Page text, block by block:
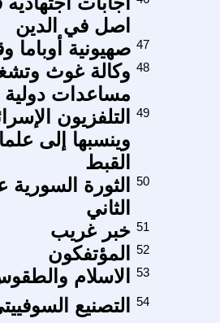
اصل في الدين
صهيونية أوباما 47
وكالة غوث
مساعدات دولية
48
التلفزيون
وينسبها إلى
القبط
49
الثاني
50
خبر غريب 51
المؤتفكون
52
الاسلام 53
التصنيع 54